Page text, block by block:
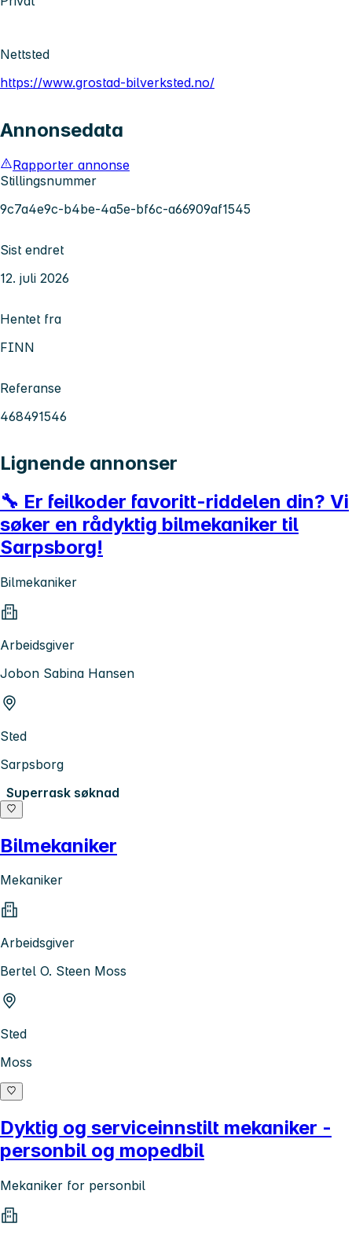
Nettsted
https://www.grostad-bilverksted.no/
Annonsedata
Rapporter annonse
Stillingsnummer
9c7a4e9c-b4be-4a5e-bf6c-a66909af1545
Sist endret
12. juli 2026
Hentet fra
FINN
Referanse
468491546
Lignende annonser
🔧 Er feilkoder favoritt-riddelen din? Vi
søker en rådyktig bilmekaniker til
Sarpsborg!
Bilmekaniker
Arbeidsgiver
Jobon Sabina Hansen
Sted
Sarpsborg
Superrask søknad
Bilmekaniker
Mekaniker
Arbeidsgiver
Bertel O. Steen Moss
Sted
Moss
Dyktig og serviceinnstilt mekaniker -
personbil og mopedbil
Mekaniker for personbil